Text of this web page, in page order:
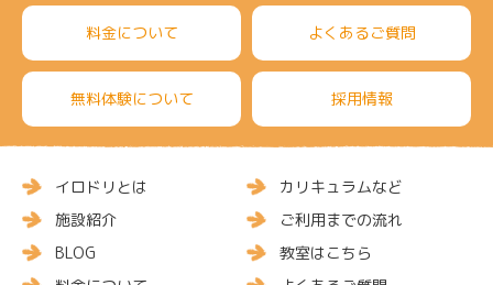
料金について よくあるご質問
無料体験について 採用情報
イロドリとは
カリキュラムなど
施設紹介
ご利用までの流れ
BLOG
教室はこちら